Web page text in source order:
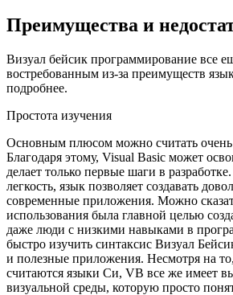
Преимущества и
Визуал бейсик программирование все
востребованным из-за преимуществ
подробнее.
Простота изучения
Основным плюсом можно считать очень
Благодаря этому, Visual Basic может
делает только первые шаги в
легкость, язык позволяет создавать
современные приложения. Можно
использования была главной целью
даже люди с низкими навыками в
быстро изучить синтаксис Визуал
и полезные приложения. Несмотря на
считаются языки Си, VB все же имеет
визуальной среды, которую просто